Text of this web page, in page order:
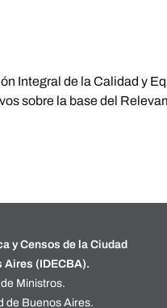
Integral de la Calidad y
sobre la base del
y Censos de la Ciudad
Aires (IDECBA).
Ministros.
de Buenos Aires.